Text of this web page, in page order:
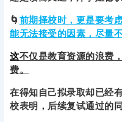
🌀 前期择校时，更是要考
能无法接受的因素，尽量
这不仅是教育资源的浪费
费。
在得知自己拟录取却已经
校表明，后续复试通过的